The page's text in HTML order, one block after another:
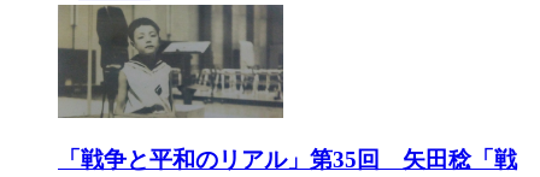
「戦争と平和のリアル」第35回 矢田稔「戦